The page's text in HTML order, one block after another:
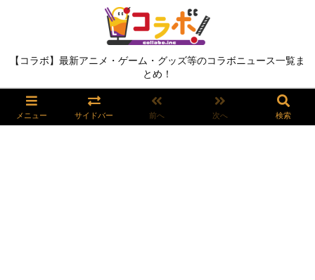
【コラボ】最新アニメ・ゲーム・グッズ等のコラボニュース一覧ま
とめ！
メニュー サイドバー 前へ 次へ 検索